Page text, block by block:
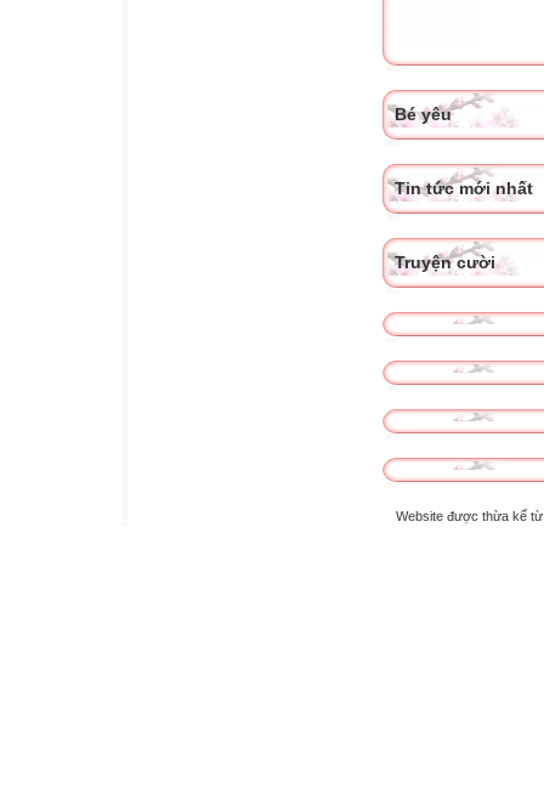
Bé yêu
Tin tức mới nhất
Truyện cười
Website được thừa kế